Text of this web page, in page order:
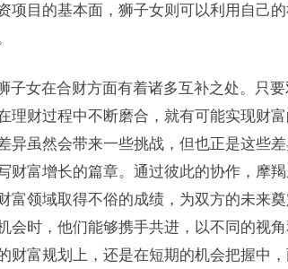
项目的基本面，狮子女则可以利用自己
子女在合财方面有着诸多互补之处。只
理财过程中不断磨合，就有可能实现财
异虽然会带来一些挑战，但也正是这些
财富增长的篇章。通过彼此的协作，摩
富领域取得不俗的成绩，为双方的未来
会时，他们能够携手共进，以不同的视
财富规划上，还是在短期的机会把握中